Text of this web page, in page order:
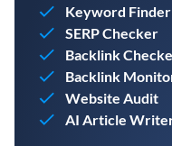
Keyword Finder
SERP Checker
Backlink
Backlink
Website Audit
AI Article